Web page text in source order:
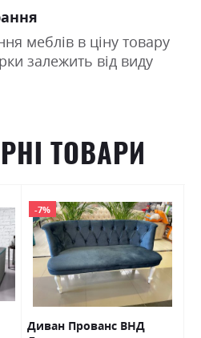
меблів в ціну товару
залежить від виду
ТОВАРИ
-7%
Диван Прованс ВНД